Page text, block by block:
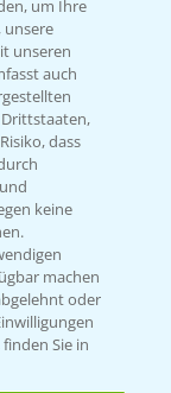
um Ihre
unsere
unseren
auch
dass
keine
machen
oder
Sie in